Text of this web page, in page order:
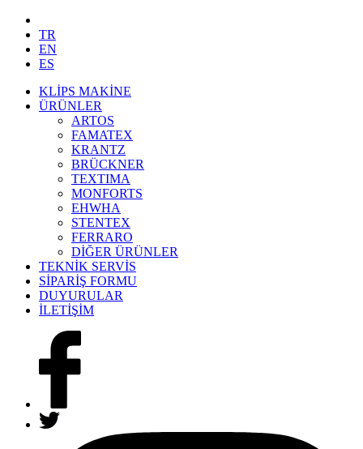
TR
EN
ES
KLİPS MAKİNE
ÜRÜNLER
ARTOS
FAMATEX
KRANTZ
BRÜCKNER
TEXTIMA
MONFORTS
EHWHA
STENTEX
FERRARO
DİĞER ÜRÜNLER
TEKNİK SERVİS
SİPARİŞ FORMU
DUYURULAR
İLETİŞİM